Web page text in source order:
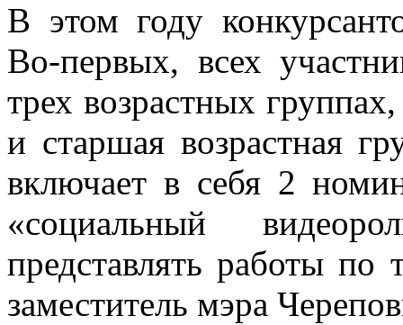
В этом году
Во-первых, всех
трех возрастных
и старшая возрастная
включает в себя 2
«социальный
представлять работы
заместитель мэра